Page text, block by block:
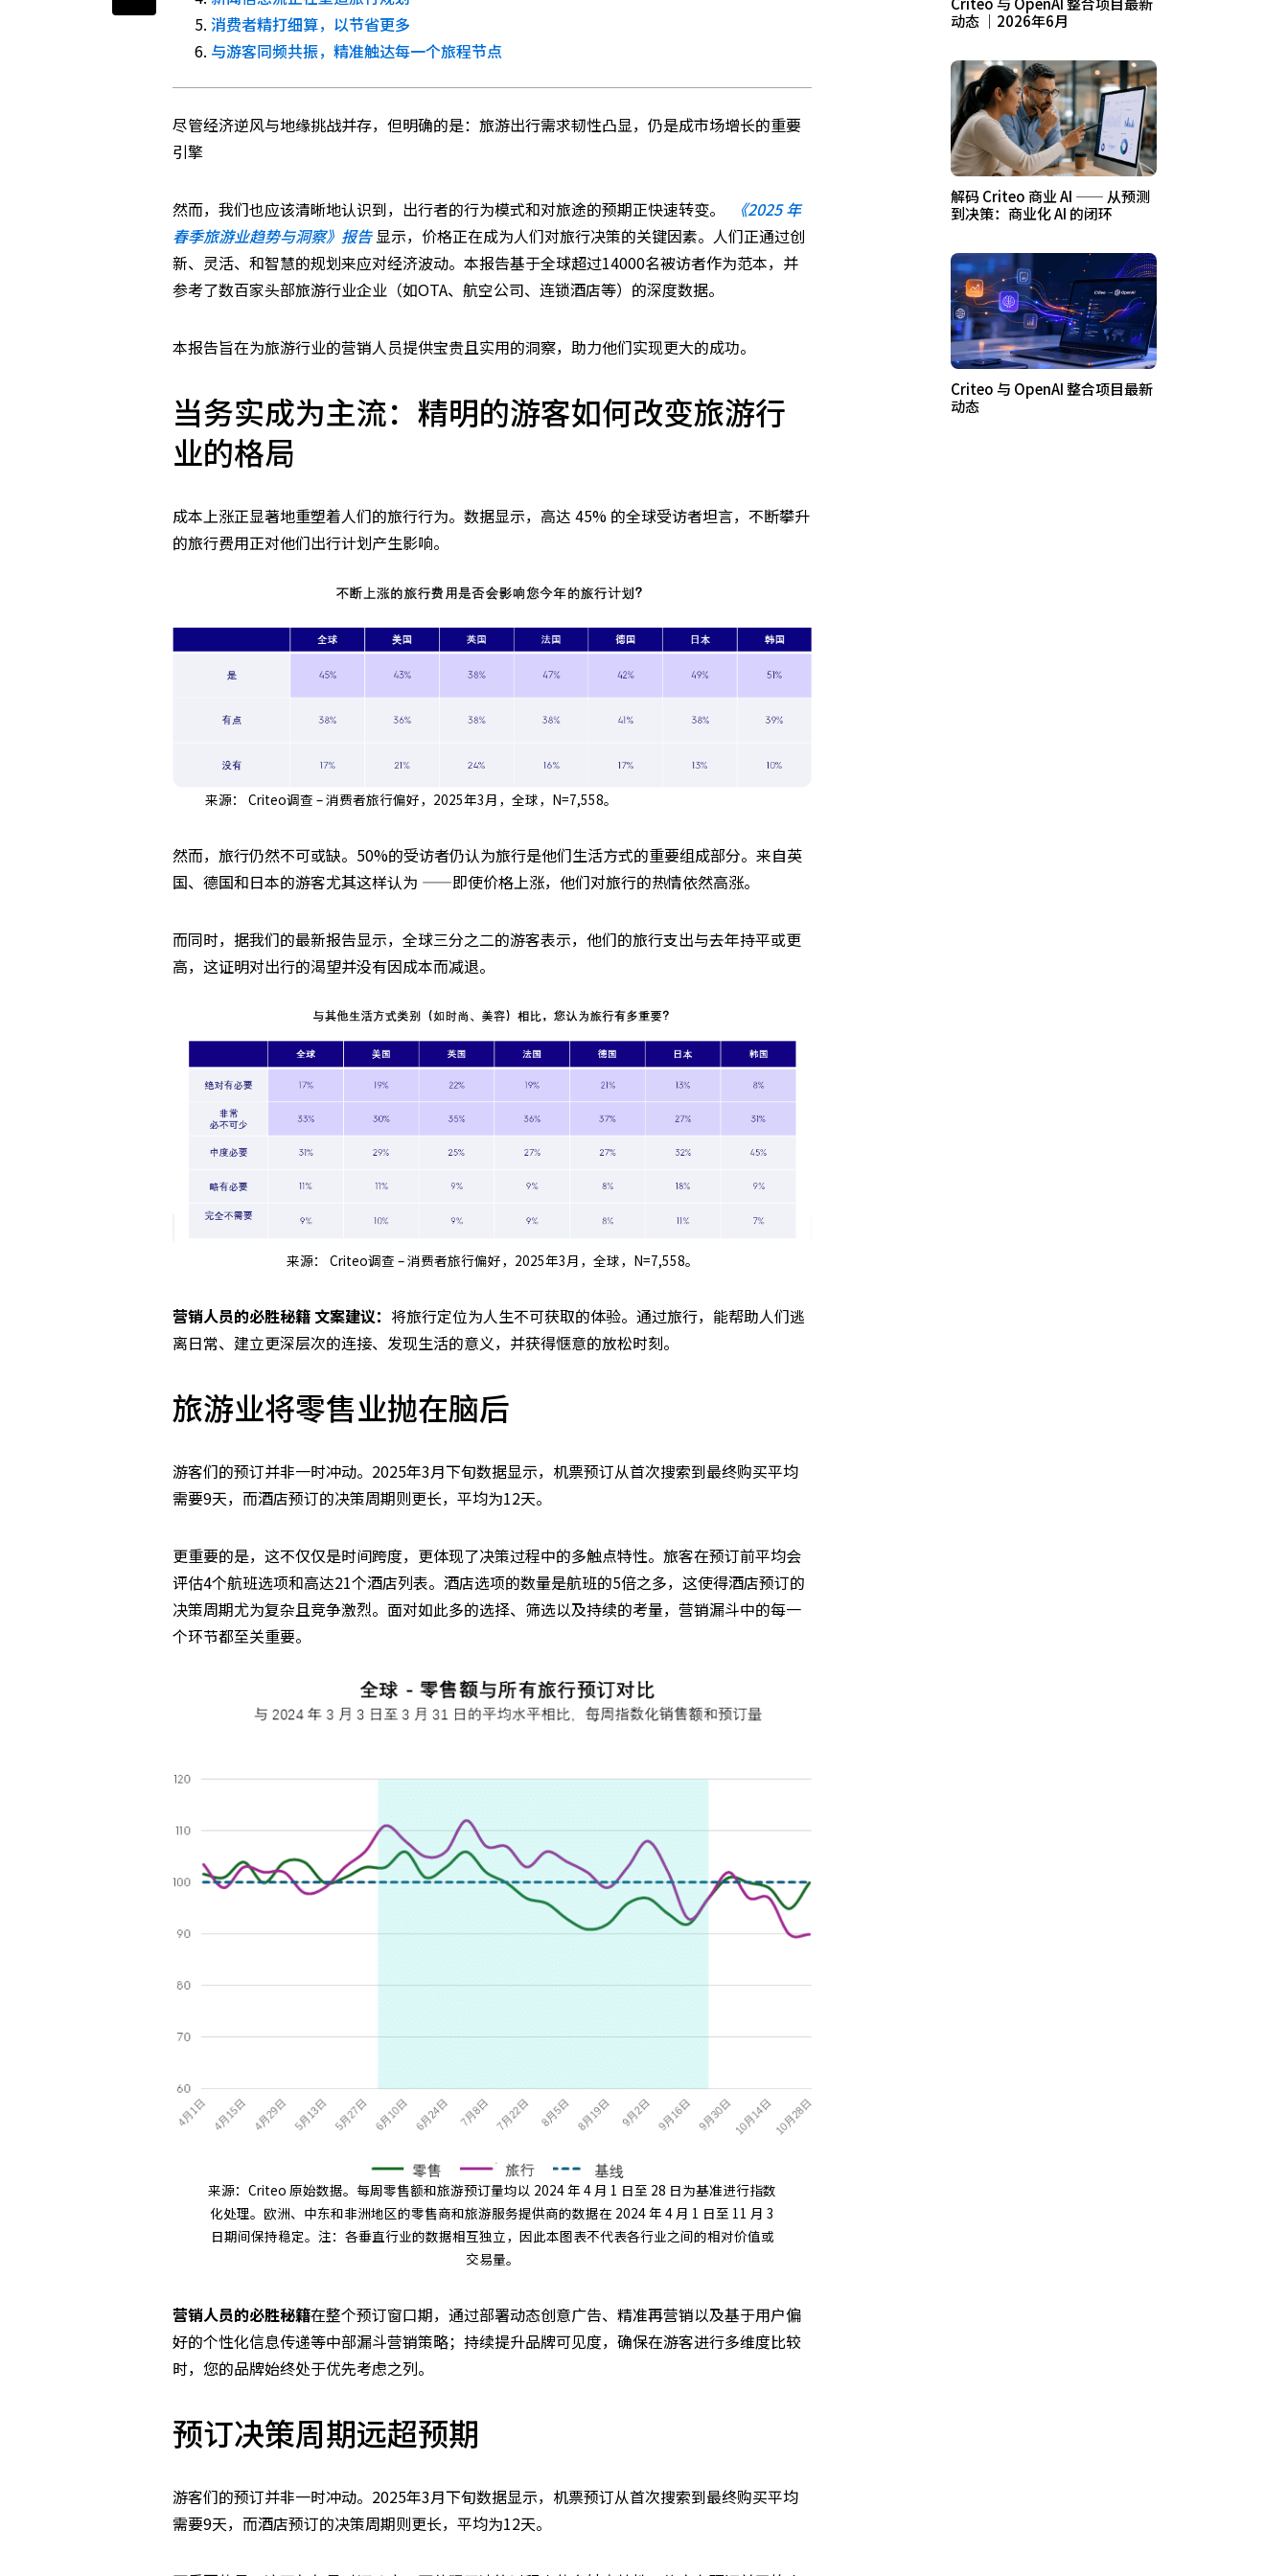
消费者精打细算，以节省更多
与游客同频共振，精准触达每一个旅程节点
尽管经济逆风与地缘挑战并存，但明确的是：旅游出行需求韧性凸显，仍是成市场增长的重要
引擎
然而，我们也应该清晰地认识到，出行者的行为模式和对旅途的预期正快速转变。
《2025 年
春季旅游业趋势与洞察》报告 显示，价格正在成为人们对旅行决策的关键因素。人们正通过创
新、灵活、和智慧的规划来应对经济波动。本报告基于全球超过14000名被访者作为范本，并
参考了数百家头部旅游行业企业（如OTA、航空公司、连锁酒店等）的深度数据。
本报告旨在为旅游行业的营销人员提供宝贵且实用的洞察，助力他们实现更大的成功。
当务实成为主流：精明的游客如何改变旅游行
业的格局
成本上涨正显著地重塑着人们的旅行行为。数据显示，高达 45% 的全球受访者坦言，不断攀升
的旅行费用正对他们出行计划产生影响。
来源： Criteo调查 – 消费者旅行偏好，2025年3月，全球，N=7,558。
然而，旅行仍然不可或缺。50%的受访者仍认为旅行是他们生活方式的重要组成部分。来自英
国、德国和日本的游客尤其这样认为 ——即使价格上涨，他们对旅行的热情依然高涨。
而同时，据我们的最新报告显示，全球三分之二的游客表示，他们的旅行支出与去年持平或更
高，这证明对出行的渴望并没有因成本而减退。
来源： Criteo调查 – 消费者旅行偏好，2025年3月，全球，N=7,558。
营销人员的必胜秘籍 文案建议： 将旅行定位为人生不可获取的体验。通过旅行，能帮助人们逃
离日常、建立更深层次的连接、发现生活的意义，并获得惬意的放松时刻。
旅游业将零售业抛在脑后
游客们的预订并非一时冲动。2025年3月下旬数据显示，机票预订从首次搜索到最终购买平均
需要9天，而酒店预订的决策周期则更长，平均为12天。
更重要的是，这不仅仅是时间跨度，更体现了决策过程中的多触点特性。旅客在预订前平均会
评估4个航班选项和高达21个酒店列表。酒店选项的数量是航班的5倍之多，这使得酒店预订的
决策周期尤为复杂且竞争激烈。面对如此多的选择、筛选以及持续的考量，营销漏斗中的每一
个环节都至关重要。
来源：Criteo 原始数据。每周零售额和旅游预订量均以 2024 年 4 月 1 日至 28 日为基准进行指数
化处理。欧洲、中东和非洲地区的零售商和旅游服务提供商的数据在 2024 年 4 月 1 日至 11 月 3
日期间保持稳定。注：各垂直行业的数据相互独立，因此本图表不代表各行业之间的相对价值或
交易量。
营销人员的必胜秘籍在整个预订窗口期，通过部署动态创意广告、精准再营销以及基于用户偏
好的个性化信息传递等中部漏斗营销策略；持续提升品牌可见度，确保在游客进行多维度比较
时，您的品牌始终处于优先考虑之列。
预订决策周期远超预期
游客们的预订并非一时冲动。2025年3月下旬数据显示，机票预订从首次搜索到最终购买平均
需要9天，而酒店预订的决策周期则更长，平均为12天。
动态 ｜2026年6月
解码 Criteo 商业 AI —— 从预测
到决策：商业化 AI 的闭环
Criteo 与 OpenAI 整合项目最新
动态